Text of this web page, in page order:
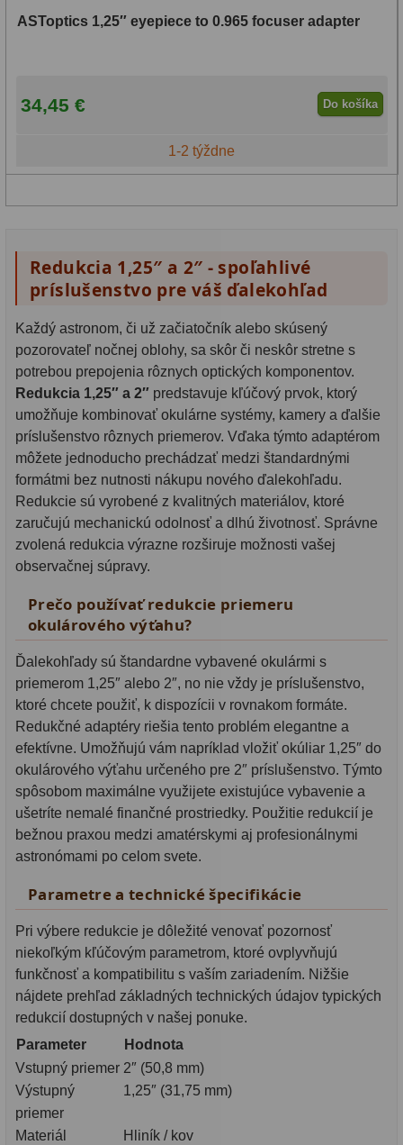
ASToptics 1,25″ eyepiece to 0.965 focuser adapter
34,45 € Do košíka
1-2 týždne
Redukcia 1,25″ a 2″ - spoľahlivé
príslušenstvo pre váš ďalekohľad
Každý astronom, či už začiatočník alebo skúsený
pozorovateľ nočnej oblohy, sa skôr či neskôr stretne s
potrebou prepojenia rôznych optických komponentov.
Redukcia 1,25″ a 2″ predstavuje kľúčový prvok, ktorý
umožňuje kombinovať okulárne systémy, kamery a ďalšie
príslušenstvo rôznych priemerov. Vďaka týmto adaptérom
môžete jednoducho prechádzať medzi štandardnými
formátmi bez nutnosti nákupu nového ďalekohľadu.
Redukcie sú vyrobené z kvalitných materiálov, ktoré
zaručujú mechanickú odolnosť a dlhú životnosť. Správne
zvolená redukcia výrazne rozširuje možnosti vašej
observačnej súpravy.
Prečo používať redukcie priemeru
okulárového výťahu?
Ďalekohľady sú štandardne vybavené okulármi s
priemerom 1,25″ alebo 2″, no nie vždy je príslušenstvo,
ktoré chcete použiť, k dispozícii v rovnakom formáte.
Redukčné adaptéry riešia tento problém elegantne a
efektívne. Umožňujú vám napríklad vložiť okúliar 1,25″ do
okulárového výťahu určeného pre 2″ príslušenstvo. Týmto
spôsobom maximálne využijete existujúce vybavenie a
ušetríte nemalé finančné prostriedky. Použitie redukcií je
bežnou praxou medzi amatérskymi aj profesionálnymi
astronómami po celom svete.
Parametre a technické špecifikácie
Pri výbere redukcie je dôležité venovať pozornosť
niekoľkým kľúčovým parametrom, ktoré ovplyvňujú
funkčnosť a kompatibilitu s vaším zariadením. Nižšie
nájdete prehľad základných technických údajov typických
redukcií dostupných v našej ponuke.
Parameter
Hodnota
Vstupný priemer 2″ (50,8 mm)
Výstupný
priemer
1,25″ (31,75 mm)
Materiál
Hliník / kov